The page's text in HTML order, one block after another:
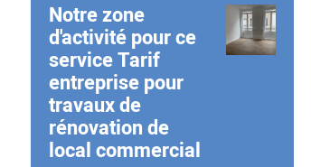
Notre zone
d'activité pour ce
service Tarif
entreprise pour
travaux de
rénovation de
local commercial